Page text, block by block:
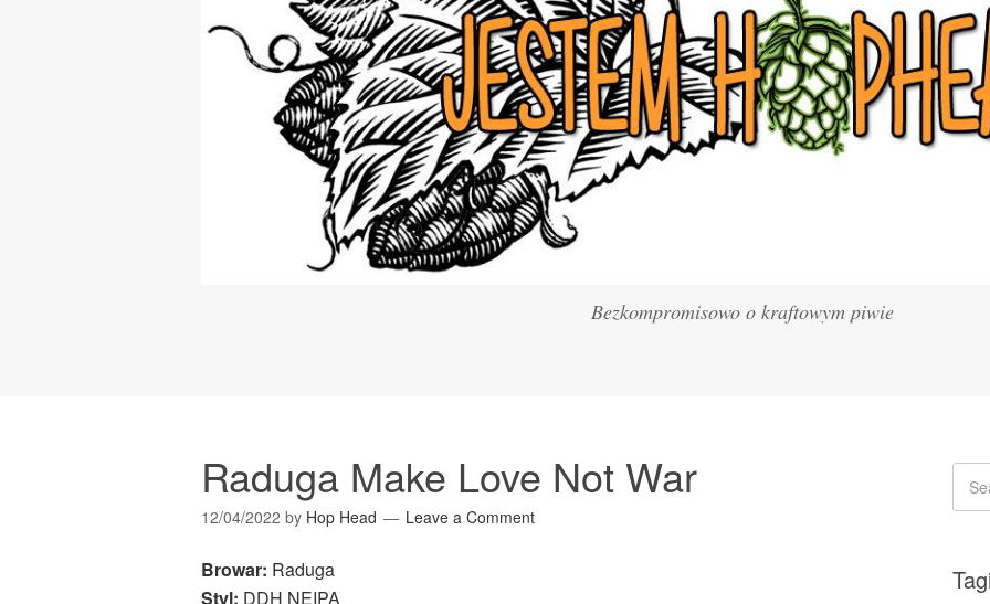
Bezkompromisowo o kraftowym piwie
Raduga Make Love Not War
12/04/2022 by Hop Head Leave a Comment
Browar: Raduga
Styl: DDH NEIPA